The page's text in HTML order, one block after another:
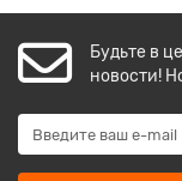
Будьте в
новости!